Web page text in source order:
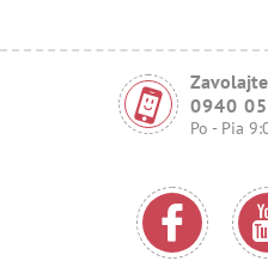
0940
Po - Pia